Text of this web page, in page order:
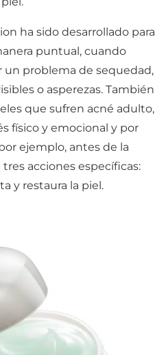
ha sido desarrollado para
puntual, cuando
un problema de sequedad,
o asperezas. También
que sufren acné adulto,
físico y emocional y por
ejemplo, antes de la
acciones específicas:
y restaura la piel.